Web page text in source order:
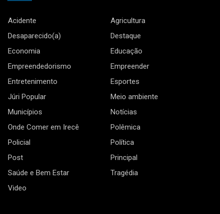
Acidente
Agricultura
Desaparecido(a)
Destaque
Economia
Educação
Empreendedorismo
Empreender
Entretenimento
Esportes
Júri Popular
Meio ambiente
Municípios
Notícias
Onde Comer em Irecê
Polêmica
Policial
Política
Post
Principal
Saúde e Bem Estar
Tragédia
Video